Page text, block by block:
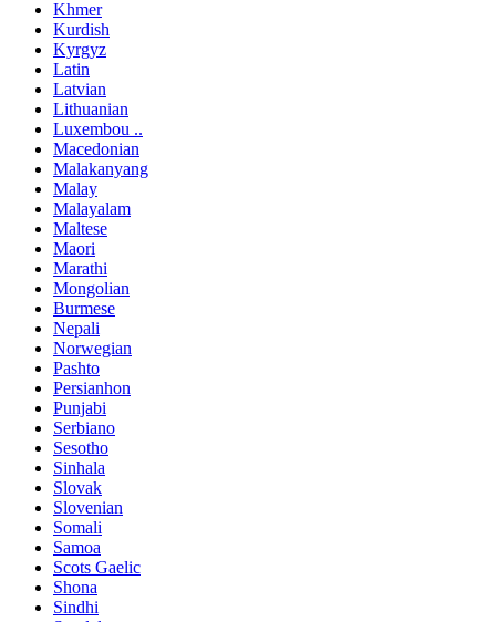
Khmer
Kurdish
Kyrgyz
Latin
Latvian
Lithuanian
Luxembou ..
Macedonian
Malakanyang
Malay
Malayalam
Maltese
Maori
Marathi
Mongolian
Burmese
Nepali
Norwegian
Pashto
Persianhon
Punjabi
Serbiano
Sesotho
Sinhala
Slovak
Slovenian
Somali
Samoa
Scots Gaelic
Shona
Sindhi